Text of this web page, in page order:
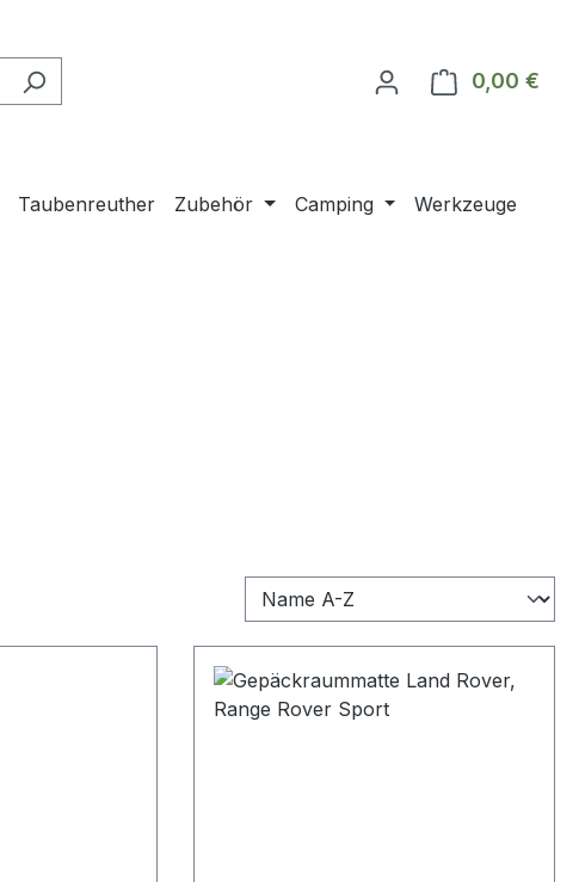
0,00 €
Taubenreuther Zubehör Camping
Werkzeuge